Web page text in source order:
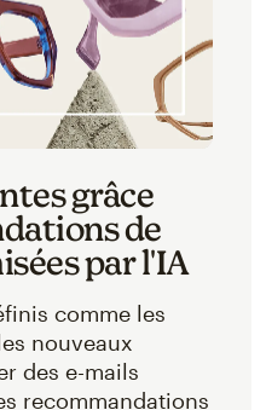
grâce
de
par l'IA
comme les
nouveaux
des e-mails
recommandations